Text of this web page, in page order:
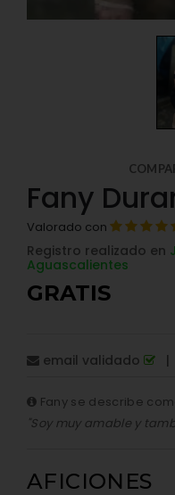
Fany
Valorado con
Registro realizado en
Aguascalientes
GRATIS
email validado |
Fany se describe
"Soy muy amable y
AFICIONES